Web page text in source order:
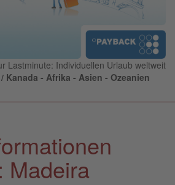
Lastminute: Individuellen Urlaub weltweit
/ Kanada - Afrika - Asien - Ozeanien
Madeira